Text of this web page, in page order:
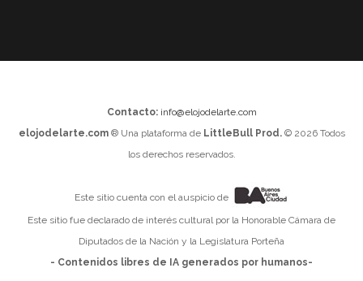
Contacto: info@elojodelarte.com
elojodelarte.com® Una plataforma de LittleBull Prod.© 2026 Todos
los derechos reservados.
Este sitio cuenta con el auspicio de
Este sitio fue declarado de interés cultural por la Honorable Cámara de
Diputados de la Nación y la Legislatura Porteña
- Contenidos libres de IA generados por humanos-